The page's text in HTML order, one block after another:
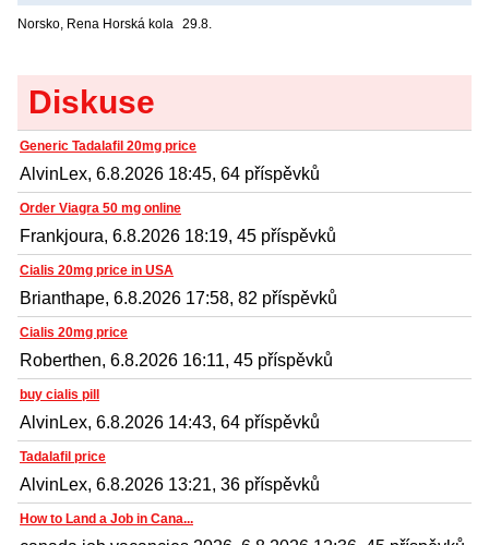
Norsko, Rena Horská kola 29.8.
Diskuse
Generic Tadalafil 20mg price
AlvinLex, 6.8.2026 18:45, 64 příspěvků
Order Viagra 50 mg online
Frankjoura, 6.8.2026 18:19, 45 příspěvků
Cialis 20mg price in USA
Brianthape, 6.8.2026 17:58, 82 příspěvků
Cialis 20mg price
Roberthen, 6.8.2026 16:11, 45 příspěvků
buy cialis pill
AlvinLex, 6.8.2026 14:43, 64 příspěvků
Tadalafil price
AlvinLex, 6.8.2026 13:21, 36 příspěvků
How to Land a Job in Cana...